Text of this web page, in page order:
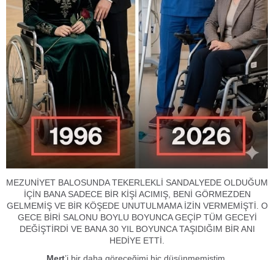
MEZUNİYET BALOSUNDA TEKERLEKLİ SANDALYEDE OLDUĞUM
İÇİN BANA SADECE BİR KİŞİ ACIMIŞ, BENİ GÖRMEZDEN
GELMEMİŞ VE BİR KÖŞEDE UNUTULMAMA İZİN VERMEMİŞTİ. O
GECE BİRİ SALONU BOYLU BOYUNCA GEÇİP TÜM GECEYİ
DEĞİŞTİRDİ VE BANA 30 YIL BOYUNCA TAŞIDIĞIM BİR ANI
HEDİYE ETTİ.